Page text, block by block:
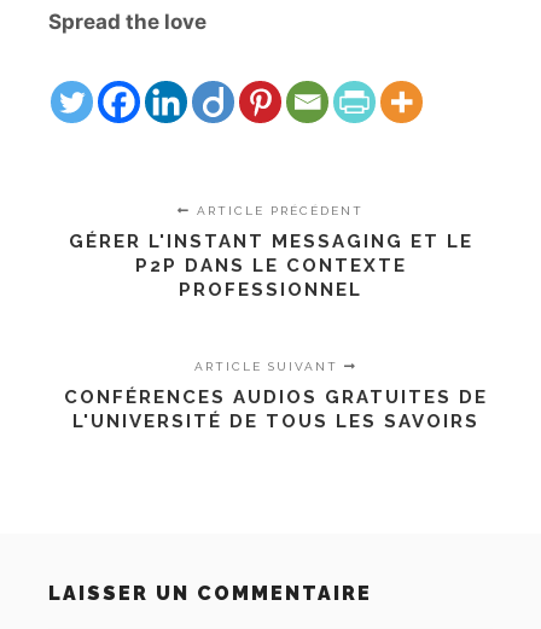
Spread the love
ARTICLE PRÉCÉDENT
GÉRER L'INSTANT MESSAGING ET LE
P2P DANS LE CONTEXTE
PROFESSIONNEL
ARTICLE SUIVANT
CONFÉRENCES AUDIOS GRATUITES DE
L'UNIVERSITÉ DE TOUS LES SAVOIRS
LAISSER UN COMMENTAIRE